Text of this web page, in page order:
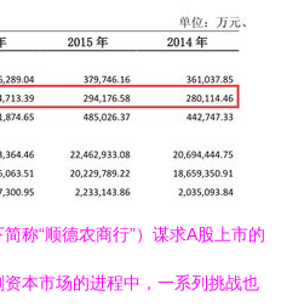
称“顺德农商行”）谋求A股上市的
本市场的进程中，一系列挑战也